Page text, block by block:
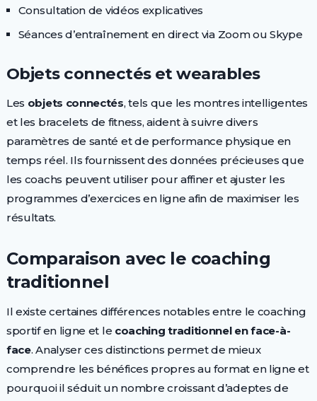
Consultation de vidéos explicatives
Séances d’entraînement en direct via Zoom ou Skype
Objets connectés et wearables
Les objets connectés, tels que les montres intelligentes
et les bracelets de fitness, aident à suivre divers
paramètres de santé et de performance physique en
temps réel. Ils fournissent des données précieuses que
les coachs peuvent utiliser pour affiner et ajuster les
programmes d’exercices en ligne afin de maximiser les
résultats.
Comparaison avec le coaching
traditionnel
Il existe certaines différences notables entre le coaching
sportif en ligne et le coaching traditionnel en face-à-
face. Analyser ces distinctions permet de mieux
comprendre les bénéfices propres au format en ligne et
pourquoi il séduit un nombre croissant d’adeptes de